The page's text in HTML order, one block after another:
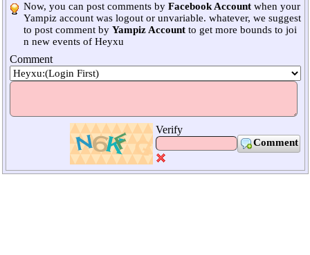
Now, you can post comments by Facebook Account when your
Yampiz account was logout or unvariable. whatever, we suggest
to post comment by Yampiz Account to get more bounds to joi
n new events of Heyxu
Comment
Verify
Comment